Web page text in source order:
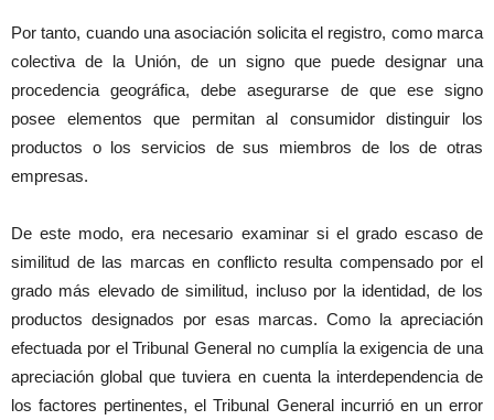
Por tanto, cuando una asociación solicita el registro, como marca
colectiva de la Unión, de un signo que puede designar una
procedencia geográfica, debe asegurarse de que ese signo
posee elementos que permitan al consumidor distinguir los
productos o los servicios de sus miembros de los de otras
empresas.
De este modo, era necesario examinar si el grado escaso de
similitud de las marcas en conflicto resulta compensado por el
grado más elevado de similitud, incluso por la identidad, de los
productos designados por esas marcas. Como la apreciación
efectuada por el Tribunal General no cumplía la exigencia de una
apreciación global que tuviera en cuenta la interdependencia de
los factores pertinentes, el Tribunal General incurrió en un error